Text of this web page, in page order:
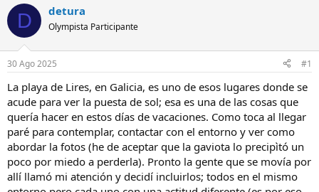
i
a
d
o
r
d
e
l
t
e
m
a
c
a
i
n
c
i
o
D detura
Olympista Participante
30 Ago 2025 #1
La playa de Lires, en Galicia, es uno de esos lugares donde se
acude para ver la puesta de sol; esa es una de las cosas que
quería hacer en estos días de vacaciones. Como toca al llegar
paré para contemplar, contactar con el entorno y ver como
abordar la fotos (he de aceptar que la gaviota lo precipìtó un
poco por miedo a perderla). Pronto la gente que se movía por
allí llamó mi atención y decidí incluirlos; todos en el mismo